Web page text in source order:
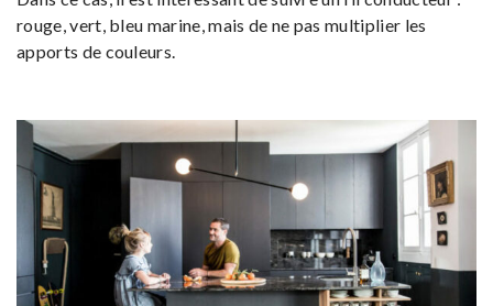
rouge, vert, bleu marine, mais de ne pas multiplier les
apports de couleurs.